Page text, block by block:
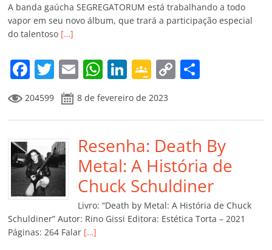
A banda gaúcha SEGREGATORUM está trabalhando a todo
vapor em seu novo álbum, que trará a participação especial
do talentoso […]
F
a
c
e
b
o
o
k
T
w
itt
er
E
m
ai
l
W
at
s
A
p
p
Li
k
e
dI
n
G
o
o
gl
e
Cl
a
ss
ro
C
y
Li
n
k
p
ar
til
h
ar
204599 8 de fevereiro de 2023
Resenha: Death By
Metal: A História de
Chuck Schuldiner
Livro: “Death by Metal: A História de Chuck
Schuldiner” Autor: Rino Gissi Editora: Estética Torta – 2021
Páginas: 264 Falar […]